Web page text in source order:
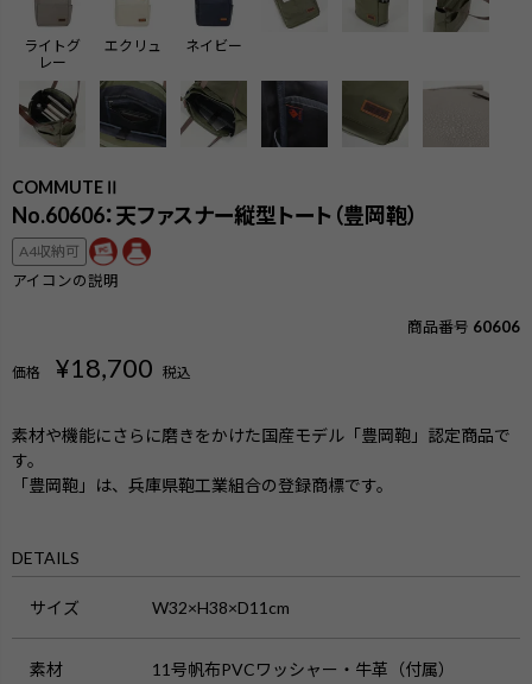
検索
ライトグ
レー
エクリュ ネイビー
COMMUTEⅡ
No.60606：天ファスナー縦型トート（豊岡鞄）
A4収納可
アイコンの説明
商品番号 60606
価格 ¥18,700 税込
素材や機能にさらに磨きをかけた国産モデル「豊岡鞄」認定商品で
す。
「豊岡鞄」は、兵庫県鞄工業組合の登録商標です。
DETAILS
サイズ W32×H38×D11cm
素材 11号帆布PVCワッシャー・牛革（付属）